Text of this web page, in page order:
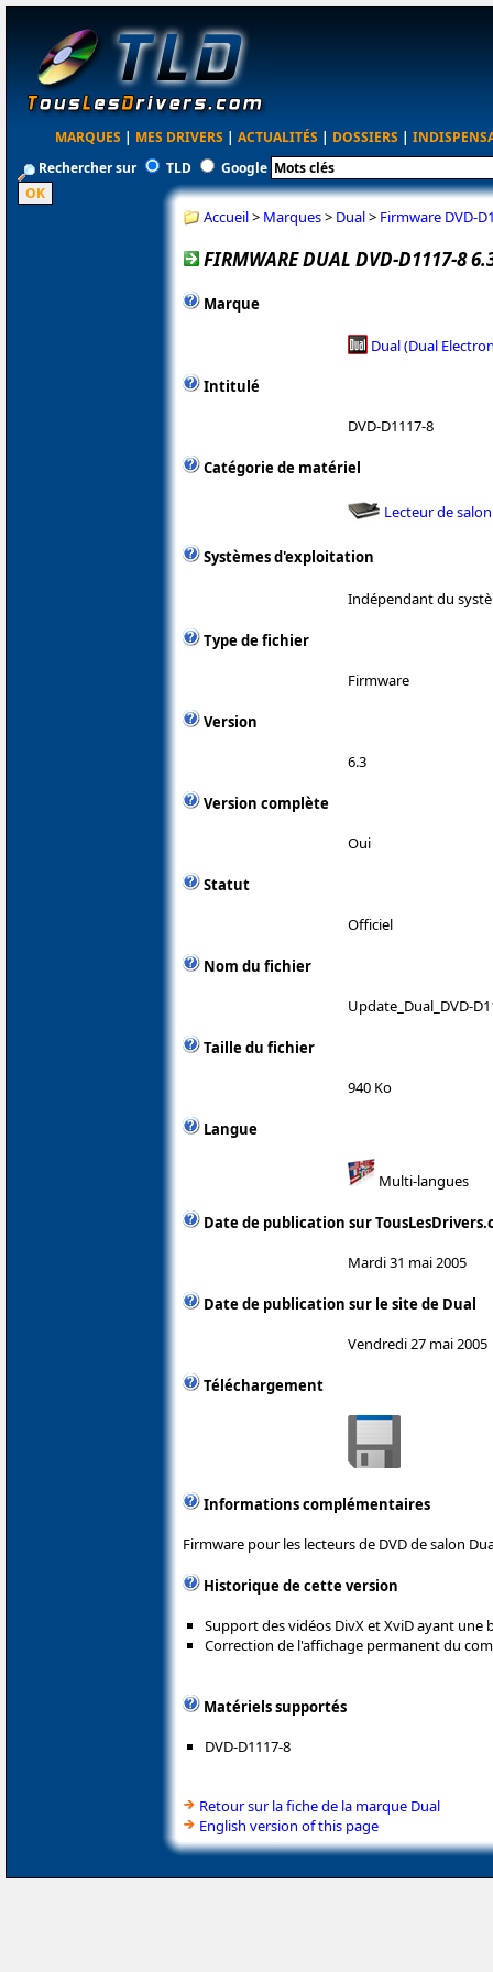
MARQUES | MES DRIVERS | ACTUALITÉS | DOSSIERS |
Rechercher sur
TLD Google
Accueil> Marques> Dual> Firmware DVD-
FIRMWARE DUAL DVD-D1117-8
Marque
Dual (Dual
Intitulé
DVD-D1117-8
Catégorie de matériel
Lecteur de salon
Systèmes d'exploitation
Indépendant du
Type de fichier
Firmware
Version
6.3
Version complète
Oui
Statut
Officiel
Nom du fichier
Update_Dual_DVD-
Taille du fichier
940 Ko
Langue
Multi-langues
Date de publication sur
Mardi 31 mai 2005
Date de publication sur le site de Dual
Vendredi 27 mai 2005
Téléchargement
Informations complémentaires
Firmware pour les lecteurs de DVD de salon
Historique de cette version
Support des vidéos DivX et XviD ayant une
Correction de l'affichage permanent du
Matériels supportés
DVD-D1117-8
Retour sur la fiche de la marque Dual
English version of this page